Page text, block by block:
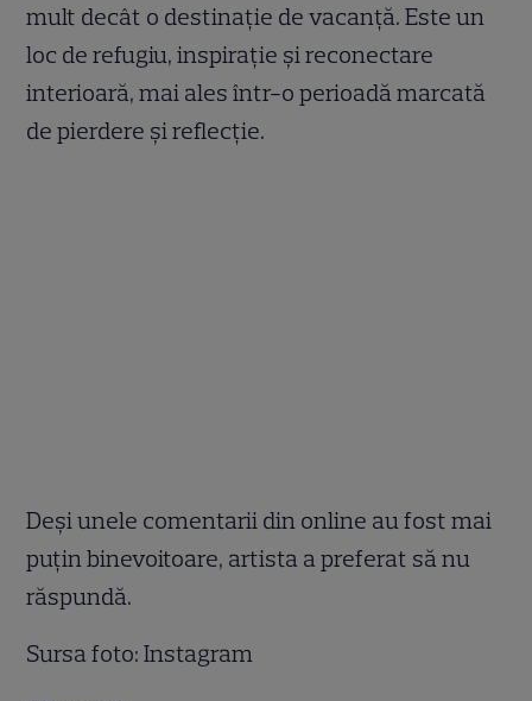
mult decât o destinație de vacanță. Este un
loc de refugiu, inspirație și reconectare
interioară, mai ales într-o perioadă marcată
de pierdere și reflecție.
Deși unele comentarii din online au fost mai
puțin binevoitoare, artista a preferat să nu
răspundă.
Sursa foto: Instagram